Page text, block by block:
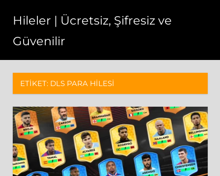
content
Hileler | Ücretsiz, Şifresiz ve
Güvenilir
medya
apk
dosyalar
ve
aradığınız
botlar.
ETIKET: DLS PARA HILESI